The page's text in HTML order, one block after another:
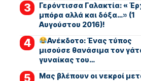
Γερόντισσα Γαλακτία: «
μπόρα αλλά και δόξα…» (1
Αυγούστου 2016)!
Ανέκδοτο: Ένας τύπος
μισούσε θανάσιμα τον
γυναίκας του…
Μας βλέπουν οι νεκροί